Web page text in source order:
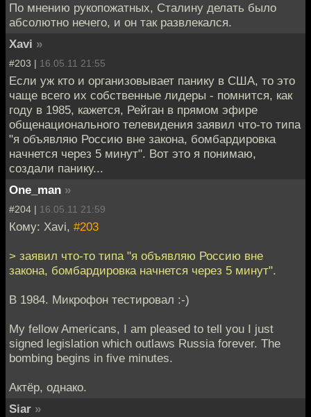
По мнению рукопожатных, Сталину делать было
абсолютно нечего, и он так развлекался.
Xavi »
#203 | 16.05.11 21:55
Если уж кто и организовывает панику в США, то это
чаще всего их собственные лидеры - помнится, как
году в 1985, кажется, Рейган в прямом эфире
общенационального телевидения заявил что-то типа
"я объявляю Россию вне закона, бомбардировка
начнется через 5 минут". Вот это я понимаю,
создали панику...
One_man »
#204 | 16.05.11 21:59
Кому: Xavi, #203
> заявил что-то типа "я объявляю Россию вне
закона, бомбардировка начнется через 5 минут".
В 1984. Микрофон тестировал :-)
My fellow Americans, I am pleased to tell you I just
signed legislation which outlaws Russia forever. The
bombing begins in five minutes.
Актёр, однако.
Siar »